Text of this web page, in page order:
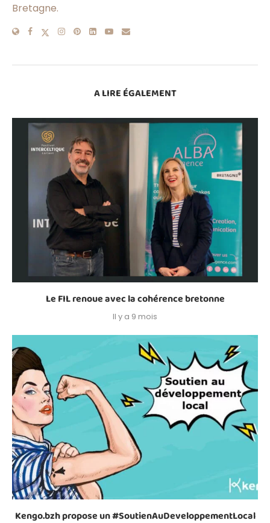
Bretagne.
A LIRE ÉGALEMENT
Le FIL renoue avec la cohérence bretonne
Il y a 9 mois
Kengo.bzh propose un #SoutienAuDeveloppementLocal